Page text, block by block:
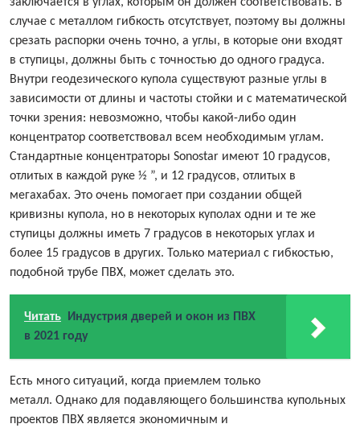
случае с металлом гибкость отсутствует, поэтому вы должны
срезать распорки очень точно, а углы, в которые они входят
в ступицы, должны быть с точностью до одного градуса.
Внутри геодезического купола существуют разные углы в
зависимости от длины и частоты стойки и с математической
точки зрения: невозможно, чтобы какой-либо один
концентратор соответствовал всем необходимым углам.
Стандартные концентраторы Sonostar имеют 10 градусов,
отлитых в каждой руке ½ ”, и 12 градусов, отлитых в
мегахабах. Это очень помогает при создании общей
кривизны купола, но в некоторых куполах одни и те же
ступицы должны иметь 7 градусов в некоторых углах и
более 15 градусов в других. Только материал с гибкостью,
подобной трубе ПВХ, может сделать это.
Читать
Индустрия дверей и окон из ПВХ
в 2021 году
Есть много ситуаций, когда приемлем только
металл. Однако для подавляющего большинства купольных
проектов ПВХ является экономичным и